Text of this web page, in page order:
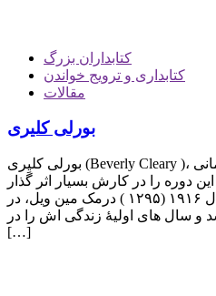
کتابداران بزرگ
کتابداری و ترویج خواندن
مقالات
بورلی کلیری
بورلی کلیِری (Beverly Cleary )، نویسندۀ کتاب های رامونا زمانی
دوره را در کارش بسیار اثر گذار
می داند. بورلی کلیری در سال ۱۹۱۶ (۱۲۹۵ ) درمک مین ویل، در
و سال های اولیۀ زندگی اش را در
[…]